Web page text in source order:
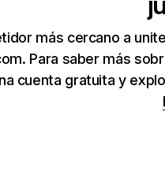
más cercano a
Para saber más
cuenta gratuita y